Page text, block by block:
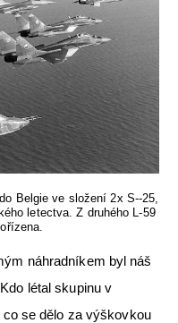
Belgie ve složení 2x S--25,
letectva. Z druhého L-59
náhradníkem byl náš
létal skupinu v
se dělo za výškovkou